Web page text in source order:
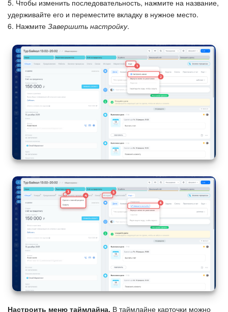
5. Чтобы изменить последовательность, нажмите на название,
удерживайте его и переместите вкладку в нужное место.
6. Нажмите Завершить настройку.
Настроить меню таймлайна. В таймлайне карточки можно